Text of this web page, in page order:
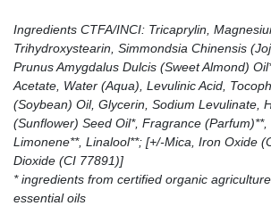
Ingredients CTFA/INCI: Tricaprylin,
Trihydroxystearin, Simmondsia Chinensis
Prunus Amygdalus Dulcis (Sweet Almond)
Acetate, Water (Aqua), Levulinic Acid,
(Soybean) Oil, Glycerin, Sodium Levulinate,
(Sunflower) Seed Oil*, Fragrance (Parfum)**,
Limonene**, Linalool**; [+/-Mica, Iron Oxide
Dioxide (CI 77891)]
* ingredients from certified organic
essential oils